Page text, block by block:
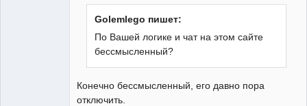
Golemlego пишет:
По Вашей логике и чат на этом сайте
бессмысленный?
Конечно бессмысленный, его давно пора
отключить.